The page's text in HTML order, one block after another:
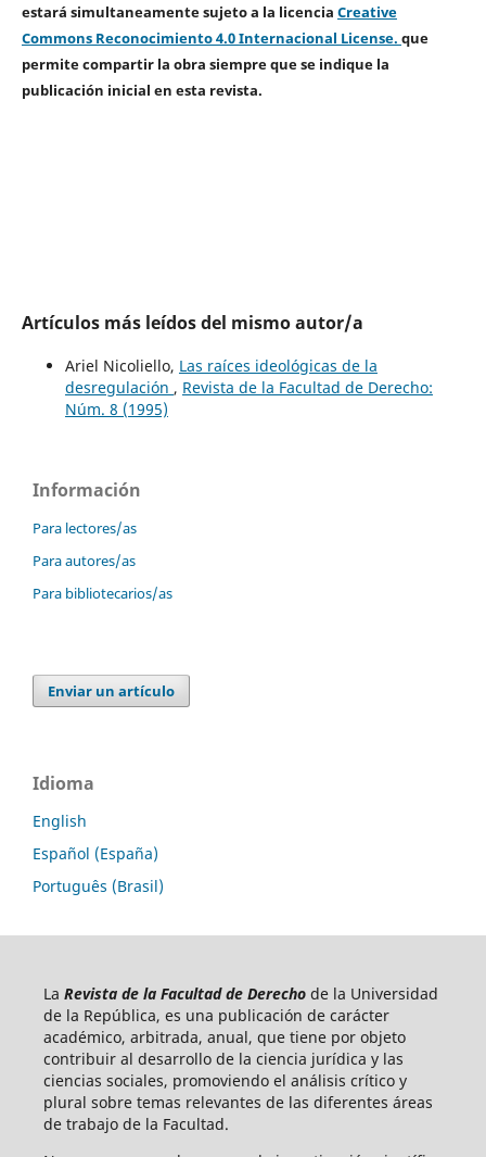
estará simultaneamente sujeto a la licencia Creative
Commons Reconocimiento 4.0 Internacional License. que
permite compartir la obra siempre que se indique la
publicación inicial en esta revista.
Artículos más leídos del mismo autor/a
Ariel Nicoliello, Las raíces ideológicas de la
desregulación , Revista de la Facultad de Derecho:
Núm. 8 (1995)
Información
Para lectores/as
Para autores/as
Para bibliotecarios/as
Enviar un artículo
Idioma
English
Español (España)
Português (Brasil)
La Revista de la Facultad de Derecho de la Universidad
de la República, es una publicación de carácter
académico, arbitrada, anual, que tiene por objeto
contribuir al desarrollo de la ciencia jurídica y las
ciencias sociales, promoviendo el análisis crítico y
plural sobre temas relevantes de las diferentes áreas
de trabajo de la Facultad.